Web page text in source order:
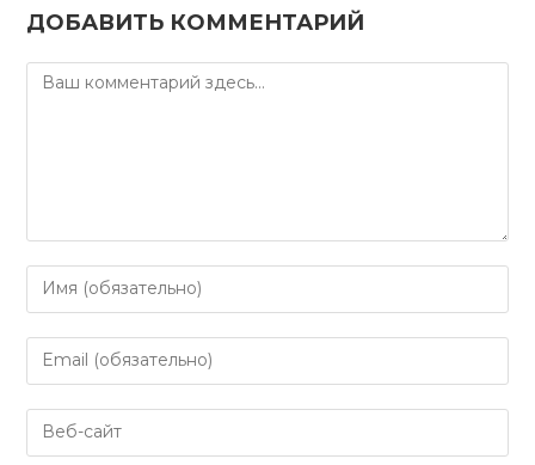
ДОБАВИТЬ КОММЕНТАРИЙ
Комментарий
свое
или
чтобы
прокомментировать
свой
адрес,
Введите
URL